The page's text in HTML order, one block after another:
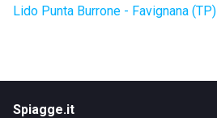
Lido Punta Burrone - Favignana (TP)
Spiagge.it